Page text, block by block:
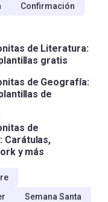
Confirmación
de Literatura:
gratis
de Geografía:
de
de
Carátulas,
y más
Semana Santa